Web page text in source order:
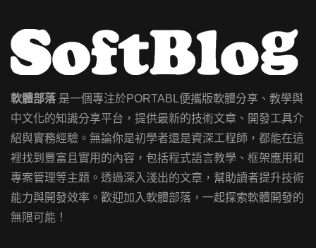
軟體部落是一個專注於PORTABL便攜版軟體分享、教學與
中文化的知識分享平台，提供最新的技術文章、開發工具介
紹與實務經驗。無論你是初學者還是資深工程師，都能在這
裡找到豐富且實用的內容，包括程式語言教學、框架應用和
專案管理等主題。透過深入淺出的文章，幫助讀者提升技術
能力與開發效率。歡迎加入軟體部落，一起探索軟體開發的
無限可能！